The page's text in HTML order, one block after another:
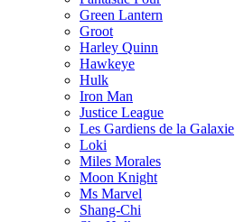
Green Lantern
Groot
Harley Quinn
Hawkeye
Hulk
Iron Man
Justice League
Les Gardiens de la Galaxie
Loki
Miles Morales
Moon Knight
Ms Marvel
Shang-Chi